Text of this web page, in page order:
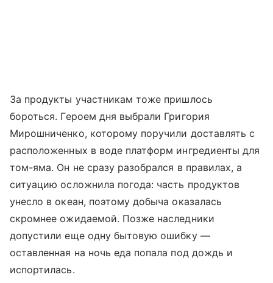
За продукты участникам тоже пришлось
бороться. Героем дня выбрали Григория
Мирошниченко, которому поручили доставлять с
расположенных в воде платформ ингредиенты для
том-яма. Он не сразу разобрался в правилах, а
ситуацию осложнила погода: часть продуктов
унесло в океан, поэтому добыча оказалась
скромнее ожидаемой. Позже наследники
допустили еще одну бытовую ошибку —
оставленная на ночь еда попала под дождь и
испортилась.